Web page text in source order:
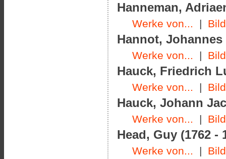
Hanneman,
Werke von... |
Hannot, Johannes
Werke von... |
Hauck, Friedrich
Werke von... |
Hauck, Johann
Werke von... |
Head, Guy (1762 -
Werke von... |